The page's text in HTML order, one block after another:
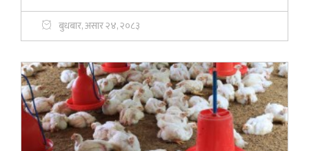
बुधबार, असार २४, २०८३